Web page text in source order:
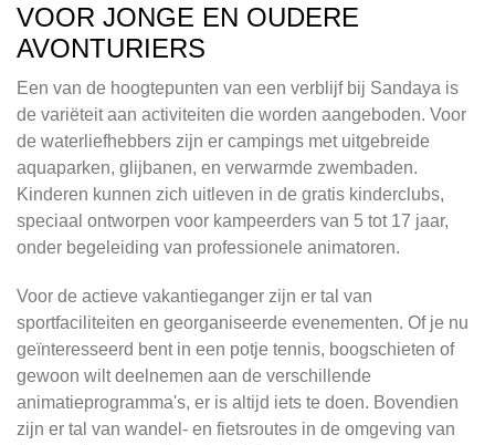
VOOR JONGE EN OUDERE
AVONTURIERS
Een van de hoogtepunten van een verblijf bij Sandaya is
de variëteit aan activiteiten die worden aangeboden. Voor
de waterliefhebbers zijn er campings met uitgebreide
aquaparken, glijbanen, en verwarmde zwembaden.
Kinderen kunnen zich uitleven in de gratis kinderclubs,
speciaal ontworpen voor kampeerders van 5 tot 17 jaar,
onder begeleiding van professionele animatoren.
Voor de actieve vakantieganger zijn er tal van
sportfaciliteiten en georganiseerde evenementen. Of je nu
geïnteresseerd bent in een potje tennis, boogschieten of
gewoon wilt deelnemen aan de verschillende
animatieprogramma's, er is altijd iets te doen. Bovendien
zijn er tal van wandel- en fietsroutes in de omgeving van